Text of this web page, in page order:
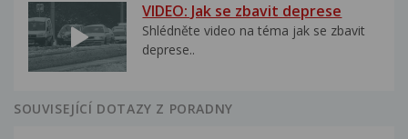
VIDEO: Jak se zbavit deprese
Shlédněte video na téma jak se zbavit
deprese..
SOUVISEJÍCÍ DOTAZY Z PORADNY